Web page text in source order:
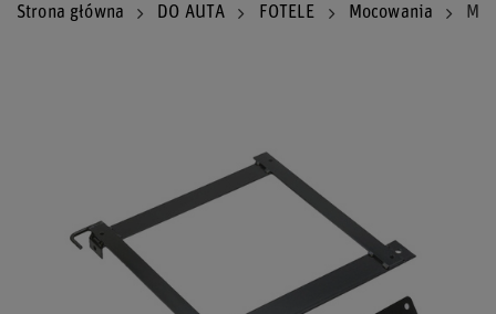
Strona główna DO AUTA FOTELE Mocowania